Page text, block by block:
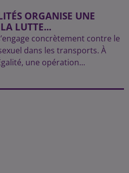
ORGANISE UNE
LUTTE...
concrètement contre le
dans les transports. À
une opération...